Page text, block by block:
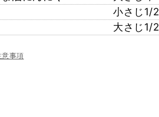
小さじ1/2
大さじ1/2
事項